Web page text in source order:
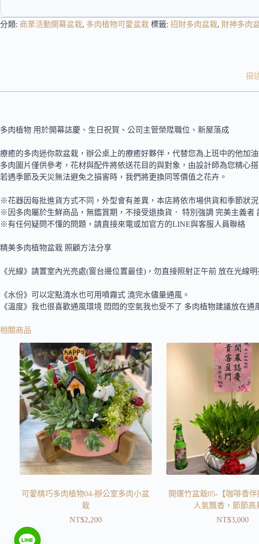
分類: 商業活動開幕盆栽, 多肉植物可愛盆栽 標籤: 招財多肉盆栽, 財神多肉
描
多肉植物 用於開幕誌慶、生日祝賀、公司主管榮陞職位、新屋落成
療癒的多肉迷你款盆栽，辦公桌上的療癒好夥伴，代替您為上班中的他加
多肉圖片僅供參考，花材與配件將依送花目的與對象，由設計師為您精心搭
若遇季節及天災無法避免之損害時，我們將更換同等價值之花卉。
※花器因每批進貨方式不同，外型會有差異，本店將依市場供貨和季節狀
※因多肉屬於生鮮商品，無鑑賞期，不接受退換貨． 特別強調 完美主義者
※有任何疑問不懂的問題，請直接來電或加官方的LINE與客服人員聯絡
精美多肉植物盆栽 照顧方法分享
《光線》請置室內光亮處(窗台邊位置最佳)，勿直接照射正午前 放在光線
《水份》可以定點澆水也可用噴霧式 澆完水儘量通風。
《溫度》我也很喜歡通風環境 悶悶的空氣我也受不了 多肉植物建議放在
相關商品
可愛精巧多肉植物04-辦公室多肉小盆
栽
NT$2,200
開運竹盆栽05-【咖啡香伴
人氣飄香，節節高
NT$3,000